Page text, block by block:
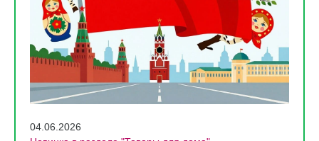
04.06.2026